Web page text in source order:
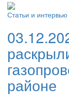
Статьи и интервью
районе